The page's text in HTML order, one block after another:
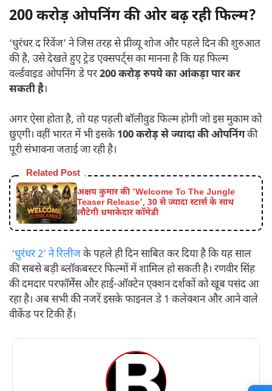
200 करोड़ ओपनिंग की ओर बढ़ रही फिल्म?
‘धुरंधर द रिवेंज’ ने जिस तरह से प्रीव्यू शोज और पहले दिन की शुरुआत
की है, उसे देखते हुए ट्रेड एक्सपर्ट्स का मानना है कि यह फिल्म
वर्ल्डवाइड ओपनिंग डे पर200करोड़ रुपये का आंकड़ा पार कर
सकती है।
अगर ऐसा होता है, तो यह पहली बॉलीवुड फिल्म होगी जो इस मुकाम को
छुएगी। वहीं भारत में भी इसके100करोड़ से ज्यादा की ओपनिंगकी
पूरी संभावना जताई जा रही है।
Related Post
अक्षय कुमार की ‘Welcome To The Jungle
Teaser Release’, 30 से ज्यादा स्टार्स के साथ
लौटेगी धमाकेदार कॉमेडी
‘धुरंधर 2’ ने रिलीजके पहले ही दिन साबित कर दिया है कि यह साल
की सबसे बड़ी ब्लॉकबस्टर फिल्मों में शामिल हो सकती है। रणवीर सिंह
की दमदार परफॉर्मेंस और हाई-ऑक्टेन एक्शन दर्शकों को खूब पसंद आ
रहा है। अब सभी की नजरें इसके फाइनल डे 1 कलेक्शन और आने वाले
वीकेंड पर टिकी हैं।